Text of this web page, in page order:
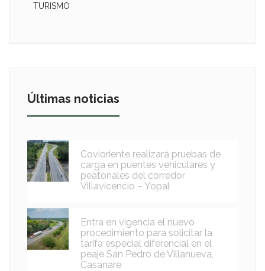
TURISMO
Últimas noticias
Covioriente realizará pruebas de
carga en puentes vehiculares y
peatonales del corredor
Villavicencio – Yopal
Entra en vigencia el nuevo
procedimiento para solicitar la
tarifa especial diferencial en el
peaje San Pedro de Villanueva,
Casanare